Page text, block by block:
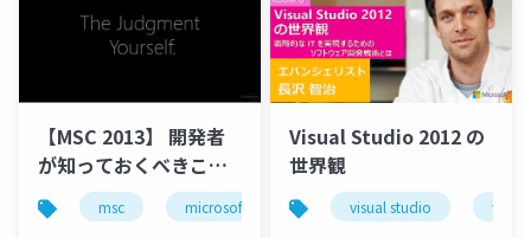
【MSC 2013】 開発者
が知っておくべきこれ
からの開発現場 (DE-
010)
msc microsoft チーム開発 アジャイル
Visual Studio 2012 の
世界観
visual studio